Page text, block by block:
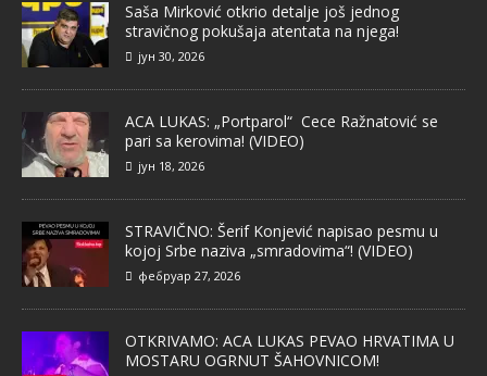
Saša Mirković otkrio detalje još jednog
stravičnog pokušaja atentata na njega!
јун 30, 2026
ACA LUKAS: „Portparol“ Cece Ražnatović se
pari sa kerovima! (VIDEO)
јун 18, 2026
STRAVIČNO: Šerif Konjević napisao pesmu u
kojoj Srbe naziva „smradovima“! (VIDEO)
фебруар 27, 2026
OTKRIVAMO: ACA LUKAS PEVAO HRVATIMA U
MOSTARU OGRNUT ŠAHOVNICOM!